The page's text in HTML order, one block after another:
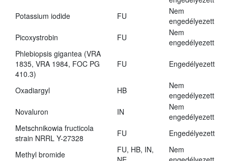
Potassium iodide
FU
Nem
engedélyezett
Picoxystrobin
FU
Nem
engedélyezett
Phlebiopsis gigantea (VRA
1835, VRA 1984, FOC PG
410.3)
FU Engedélyezett
Oxadiargyl HB
Nem
engedélyezett
Novaluron
IN
Nem
engedélyezett
Metschnikowia fructicola
strain NRRL Y-27328
FU Engedélyezett
Methyl bromide
FU, HB, IN,
Nem